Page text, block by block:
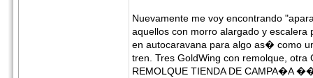
Nuevamente me voy encontrando
aquellos con morro alargado y
en autocaravana para algo as� como
tren. Tres GoldWing con remolque,
REMOLQUE TIENDA DE CAMPA�A